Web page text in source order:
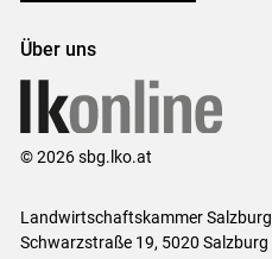
Über uns
© 2026 sbg.lko.at
Landwirtschaftskammer Salzburg
Schwarzstraße 19, 5020 Salzburg